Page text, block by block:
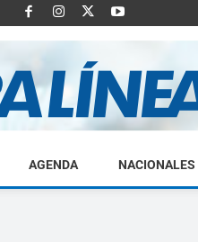
AGENDA NACIONALES